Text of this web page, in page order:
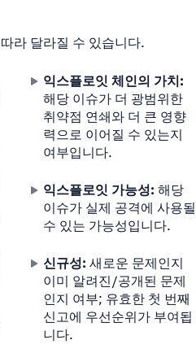
라 달라질 수 있습니다.
익스플로잇 체인의 가치:
해당 이슈가 더 광범위한
취약점 연쇄와 더 큰 영향
력으로 이어질 수 있는지
여부입니다.
익스플로잇 가능성: 해당
이슈가 실제 공격에 사용될
수 있는 가능성입니다.
신규성: 새로운 문제인지
이미 알려진/공개된 문제
인지 여부; 유효한 첫 번째
신고에 우선순위가 부여됩
니다.